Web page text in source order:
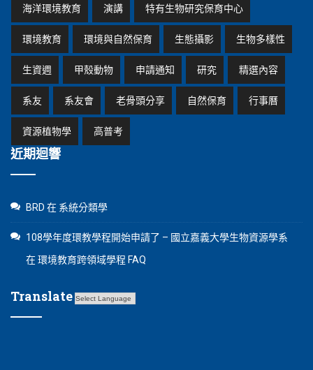
海洋環境教育 演講 特有生物研究保育中心
環境教育 環境與自然保育 生態攝影 生物多樣性
生資週 甲殼動物 申請通知 研究 精選內容
系友 系友會 老骨頭分享 自然保育 行事曆
資源植物學 高普考
近期迴響
BRD 在 系統分類學
108學年度環教學程開始申請了 – 國立嘉義大學生物資源學系
在環境教育跨領域學程 FAQ
Translate